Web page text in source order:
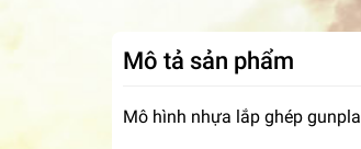
Mô tả sản phẩm
Mô hình nhựa lắp ghép gunpla